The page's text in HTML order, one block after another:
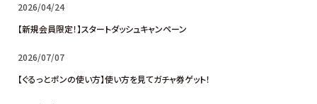
2026/04/24
【新規会員限定！】スタートダッシュキャンペーン
2026/07/07
【ぐるっとポンの使い方】使い方を見てガチャ券ゲット！